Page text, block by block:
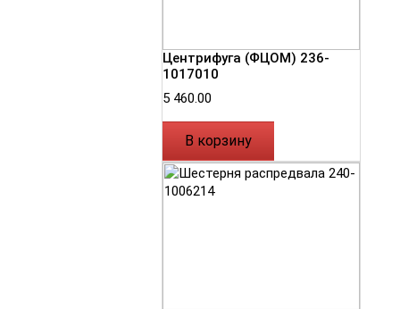
Центрифуга (ФЦОМ) 236-
1017010
5 460.00
В корзину